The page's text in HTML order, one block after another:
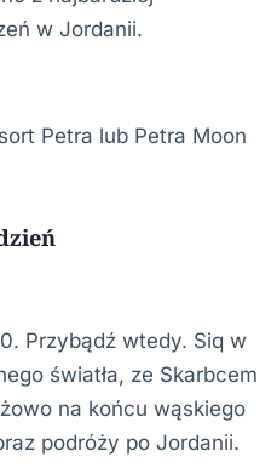
w Jordanii.
Petra lub Petra Moon
Przybądź wtedy. Siq w
światła, ze Skarbcem
na końcu wąskiego
podróży po Jordanii.